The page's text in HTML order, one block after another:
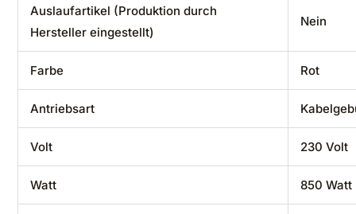
Auslaufartikel (Produktion durch
Hersteller eingestellt)
‎Nein
Farbe ‎Rot
Antriebsart
Volt ‎230 Volt
Watt ‎850 Watt